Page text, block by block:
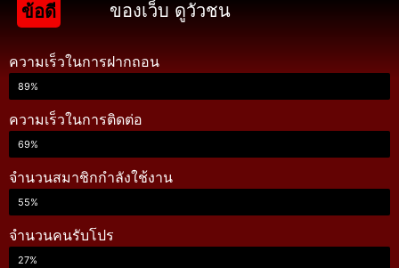
ข้อดี ของเว็บ ดูวัวชน
ความเร็วในการฝากถอน
89%
ความเร็วในการติดต่อ
69%
จำนวนสมาชิกกำลังใช้งาน
55%
จำนวนคนรับโปร
27%